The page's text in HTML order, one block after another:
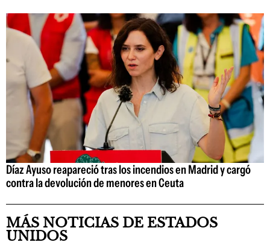
Díaz Ayuso reapareció tras los incendios en Madrid y cargó
contra la devolución de menores en Ceuta
MÁS NOTICIAS DE ESTADOS
UNIDOS